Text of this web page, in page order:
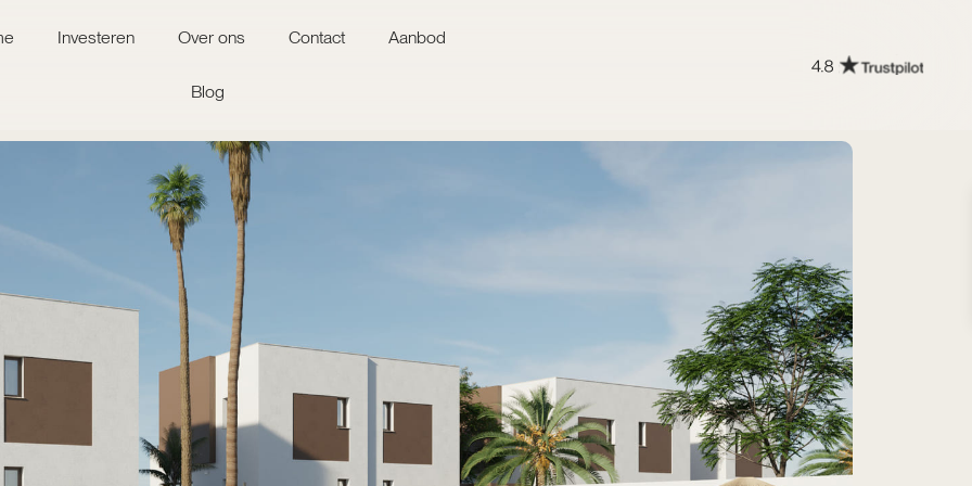
Investeren Over ons Contact Aanbod
Blog